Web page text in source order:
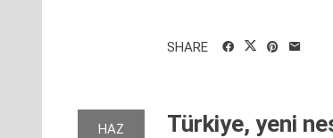
SHARE
HAZ Türkiye, yeni